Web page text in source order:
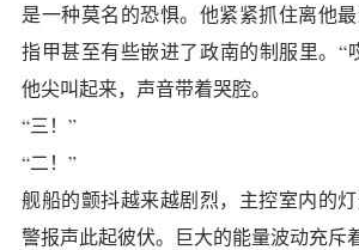
是一种莫名的恐惧。他紧紧抓住离他最
指甲甚至有些嵌进了政南的制服里。“
他尖叫起来，声音带着哭腔。
“三！”
“二！”
舰船的颤抖越来越剧烈，主控室内的灯
警报声此起彼伏。巨大的能量波动充斥